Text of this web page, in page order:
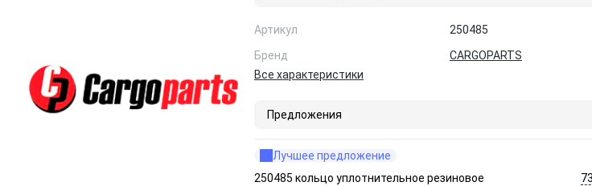
Артикул
250485
Бренд
CARGOPARTS
Все характеристики
Предложения
Лучшее предложение
250485 кольцо уплотнительное резиновое